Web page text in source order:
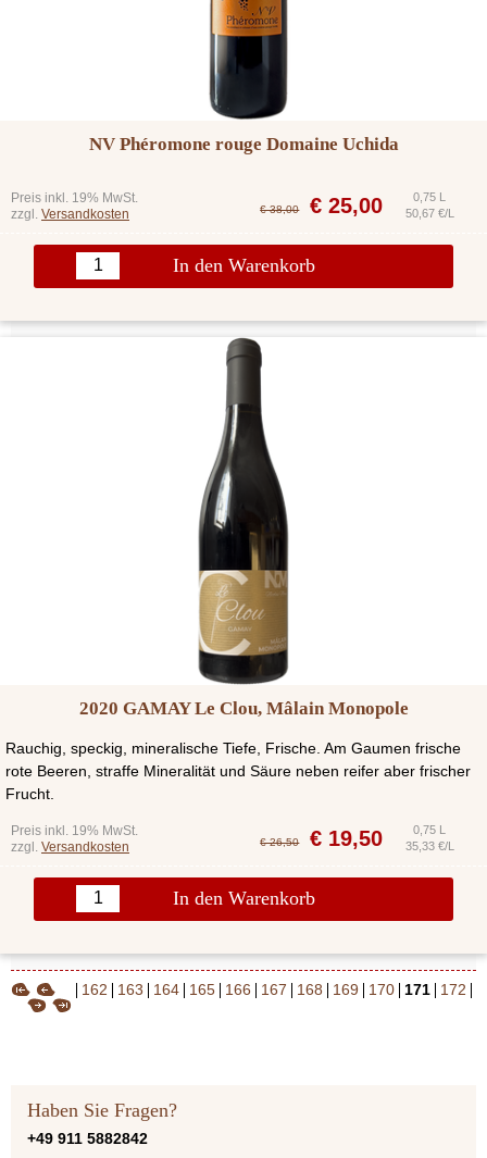
NV Phéromone rouge Domaine Uchida
Preis inkl. 19% MwSt.
zzgl. Versandkosten € 38,00 €25,00
0,75 L
50,67 €/L
In den Warenkorb
2020 GAMAY Le Clou, Mâlain Monopole
Rauchig, speckig, mineralische Tiefe, Frische. Am Gaumen frische
rote Beeren, straffe Mineralität und Säure neben reifer aber frischer
Frucht.
Preis inkl. 19% MwSt.
zzgl. Versandkosten € 26,50 € 19,50
0,75 L
35,33 €/L
In den Warenkorb
162 163 164 165 166 167 168 169 170 171 172
Haben Sie Fragen?
+49 911 5882842